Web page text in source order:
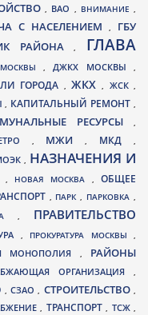
, ВАО , ВНИМАНИЕ ,
С НАСЕЛЕНИЕМ , ГБУ
РАЙОНА, ГЛАВА
,ДЖКХ МОСКВЫ ,
ГОРОДА , ЖКХ, ЖСК,
, КАПИТАЛЬНЫЙ РЕМОНТ ,
РЕСУРСЫ,
, МЖИ, МКД ,
, НАЗНАЧЕНИЯ И
, НОВАЯ МОСКВА ,ОБЩЕЕ
, ПАРК, ПАРКОВКА ,
, ПРАВИТЕЛЬСТВО
, ПРОКУРАТУРА МОСКВЫ ,
МОНОПОЛИЯ , РАЙОНЫ
ОРГАНИЗАЦИЯ ,
,СЗАО, СТРОИТЕЛЬСТВО,
, ТРАНСПОРТ , ТСЖ ,